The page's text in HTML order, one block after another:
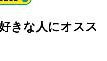
きな人にオスス